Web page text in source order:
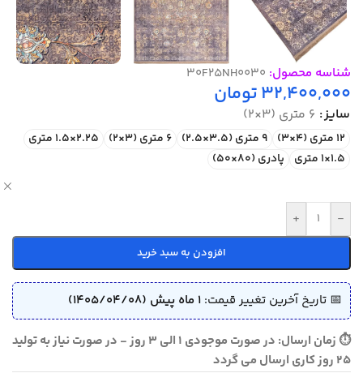
شناسه محصول: 30F25NH0030
32,400,000تومان
سایز 6 متری (3×2)
12 متری (4×3) 9 متری (3.5×2.5) 6 متری (3×2)
2.25×1.5 متری
1.5×1 متری
پادری (80×50)
-
+
افزودن به سبد خرید
📅 تاریخ آخرین تغییر قیمت: 1 ماه پیش (1405/04/08)
⏱ زمان ارسال: در صورت موجودی 1 الی 3 روز - در صورت نیاز به تولید
25 روز کاری ارسال می گردد